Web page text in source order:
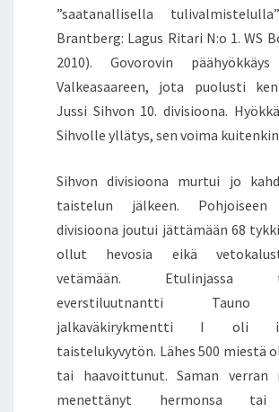
”saatanallisella
Brantberg: Lagus Ritari N:o 1. WS
2010). Govorovin
Valkeasaareen, jota puolusti
Jussi Sihvon 10. divisioona.
Sihvolle yllätys, sen voima
Sihvon divisioona murtui jo
taistelun jälkeen. Pohjoiseen
divisioona joutui jättämään 68
ollut hevosia eikä
vetämään. Etulinjassa
everstiluutnantti Tauno
jalkaväkirykmentti I oli
taistelukyvytön. Lähes 500 miestä
tai haavoittunut. Saman verran
menettänyt hermonsa